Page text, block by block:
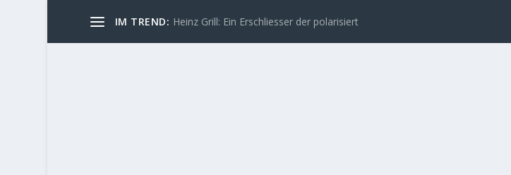
IM TREND: Heinz Grill: Ein Erschliesser der polarisiert